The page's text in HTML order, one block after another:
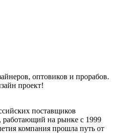
оптовиков и прорабов.
проект!
поставщиков
работающий на рынке с 1999
компания прошла путь от